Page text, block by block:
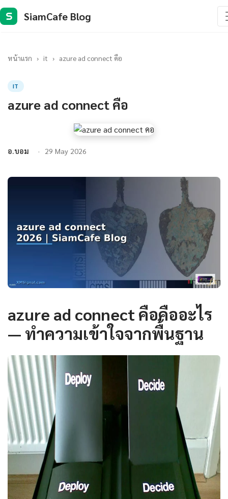
S SiamCafe Blog
หน้าแรก › it › azure ad connect คือ
IT
azure ad connect คือ
อ.บอม 29 May 2026
azure ad connect คือคืออะไร
— ทำความเข้าใจจากพื้นฐาน